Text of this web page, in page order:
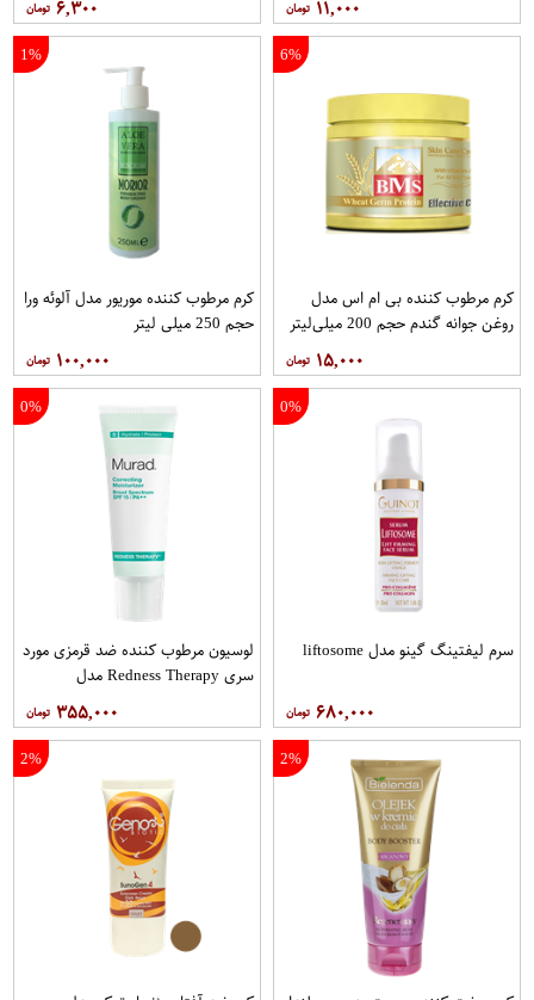
۱۱,۰۰۰ ۶,۳۰۰
6%
کرم مرطوب کننده بی ام اس مدل
روغن جوانه گندم حجم 200 میلی‌لیتر
۱۵,۰۰۰
1%
کرم مرطوب کننده موریور مدل آلوئه ورا
حجم 250 میلی لیتر
۱۰۰,۰۰۰
0%
سرم لیفتینگ گینو مدل liftosome
۶۸۰,۰۰۰
0%
لوسیون مرطوب کننده ضد قرمزی مورد
سری Redness Therapy مدل
Correcting Muisturizer Spf15 حجم
50 میلی لیتر
۳۵۵,۰۰۰
2%
2%